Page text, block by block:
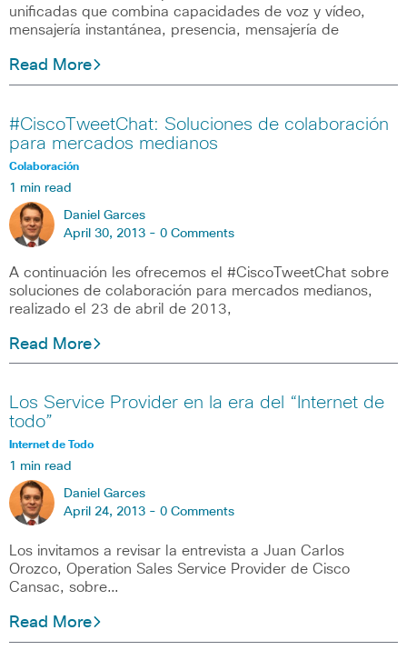
unificadas que combina capacidades de voz y vídeo,
mensajería instantánea, presencia, mensajería de
Read More
#CiscoTweetChat: Soluciones de colaboración
para mercados medianos
Colaboración
1 min read
Daniel Garces
April 30, 2013 - 0 Comments
A continuación les ofrecemos el #CiscoTweetChat sobre
soluciones de colaboración para mercados medianos,
realizado el 23 de abril de 2013,
Read More
Los Service Provider en la era del “Internet de
todo”
Internet de Todo
1 min read
Daniel Garces
April 24, 2013 - 0 Comments
Los invitamos a revisar la entrevista a Juan Carlos
Orozco, Operation Sales Service Provider de Cisco
Cansac, sobre…
Read More